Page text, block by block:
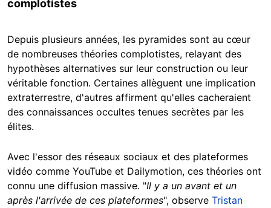
complotistes
Depuis plusieurs années, les pyramides sont au cœur
de nombreuses théories complotistes, relayant des
hypothèses alternatives sur leur construction ou leur
véritable fonction. Certaines allèguent une implication
extraterrestre, d'autres affirment qu'elles cacheraient
des connaissances occultes tenues secrètes par les
élites.
Avec l'essor des réseaux sociaux et des plateformes
vidéo comme YouTube et Dailymotion, ces théories ont
connu une diffusion massive. "Il y a un avant et un
après l'arrivée de ces plateformes", observe Tristan